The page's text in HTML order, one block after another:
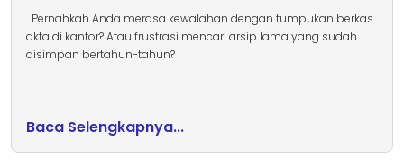
Pernahkah Anda merasa kewalahan dengan tumpukan berkas
akta di kantor? Atau frustrasi mencari arsip lama yang sudah
disimpan bertahun-tahun?
Baca Selengkapnya...